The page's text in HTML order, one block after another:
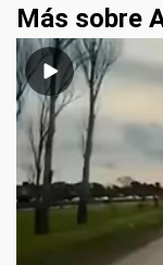
Más sobre